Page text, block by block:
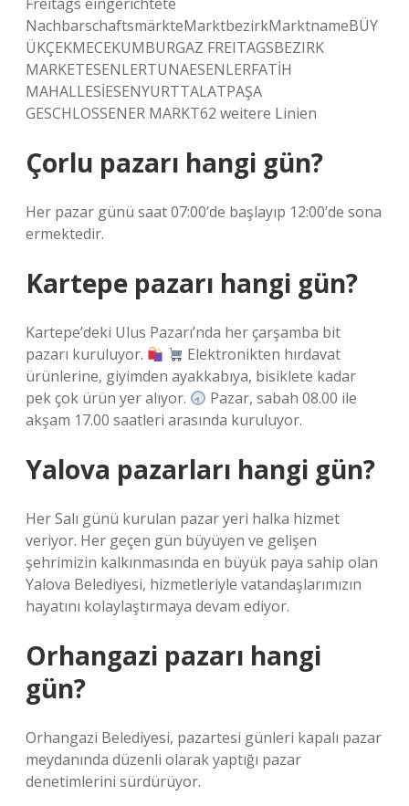
NachbarschaftsmärkteMarktbezirkMarktnameBÜY
ÜKÇEKMECEKUMBURGAZ FREITAGSBEZIRK
MARKETESENLERTUNAESENLERFATİH
MAHALLESİESENYURTTALATPAŞA
GESCHLOSSENER MARKT62 weitere Linien
Çorlu pazarı hangi gün?
Her pazar günü saat 07:00’de başlayıp 12:00’de sona
ermektedir.
Kartepe pazarı hangi gün?
Kartepe’deki Ulus Pazarı’nda her çarşamba bit
pazarı kuruluyor.
Elektronikten hırdavat
ürünlerine, giyimden ayakkabıya, bisiklete kadar
pek çok ürün yer alıyor.
Pazar, sabah 08.00 ile
akşam 17.00 saatleri arasında kuruluyor.
Yalova pazarları hangi gün?
Her Salı günü kurulan pazar yeri halka hizmet
veriyor. Her geçen gün büyüyen ve gelişen
şehrimizin kalkınmasında en büyük paya sahip olan
Yalova Belediyesi, hizmetleriyle vatandaşlarımızın
hayatını kolaylaştırmaya devam ediyor.
Orhangazi pazarı hangi
gün?
Orhangazi Belediyesi, pazartesi günleri kapalı pazar
meydanında düzenli olarak yaptığı pazar
denetimlerini sürdürüyor.